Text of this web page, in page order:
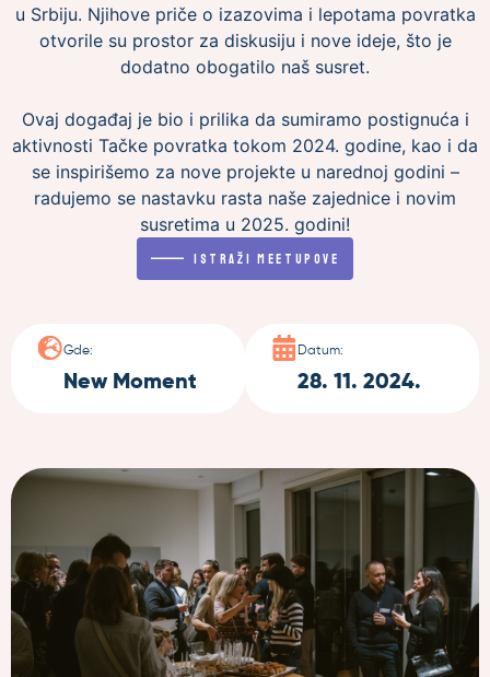
u Srbiju. Njihove priče o izazovima i lepotama povratka
otvorile su prostor za diskusiju i nove ideje, što je
dodatno obogatilo naš susret.
Ovaj događaj je bio i prilika da sumiramo postignuća i
aktivnosti Tačke povratka tokom 2024. godine, kao i da
se inspirišemo za nove projekte u narednoj godini –
radujemo se nastavku rasta naše zajednice i novim
susretima u 2025. godini!
——— Istraži MeetUpove
Gde:
New Moment
Datum:
28. 11. 2024.